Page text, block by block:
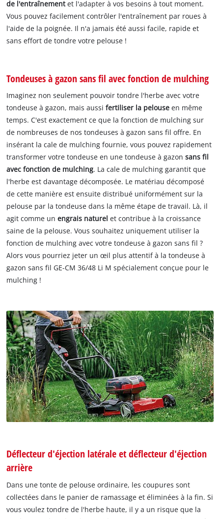
de l'entraînementet l'adapter à vos besoins à tout moment.
Vous pouvez facilement contrôler l'entraînement par roues à
l'aide de la poignée. Il n'a jamais été aussi facile, rapide et
sans effort de tondre votre pelouse !
Tondeuses à gazon sans fil avec fonction de mulching
Imaginez non seulement pouvoir tondre l'herbe avec votre
tondeuse à gazon, mais aussifertiliser la pelouseen même
temps. C'est exactement ce que la fonction de mulching sur
de nombreuses de nos tondeuses à gazon sans fil offre. En
insérant la cale de mulching fournie, vous pouvez rapidement
transformer votre tondeuse en une tondeuse à gazonsans fil
avec fonction de mulching. La cale de mulching garantit que
l'herbe est davantage décomposée. Le matériau décomposé
de cette manière est ensuite distribué uniformément sur la
pelouse par la tondeuse dans la même étape de travail. Là, il
agit comme unengrais naturelet contribue à la croissance
saine de la pelouse. Vous souhaitez uniquement utiliser la
fonction de mulching avec votre tondeuse à gazon sans fil ?
Alors vous pourriez jeter un œil plus attentif à la tondeuse à
gazon sans fil GE-CM 36/48 Li M spécialement conçue pour le
mulching !
Déflecteur d'éjection latérale et déflecteur d'éjection
arrière
Dans une tonte de pelouse ordinaire, les coupures sont
collectées dans le panier de ramassage et éliminées à la fin. Si
vous voulez tondre de l'herbe haute, il y a un risque que la